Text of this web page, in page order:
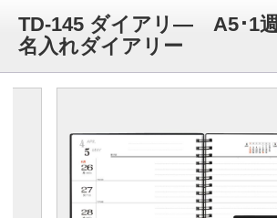
TD-145 ダイアリ― A5･1
名入れダイアリー